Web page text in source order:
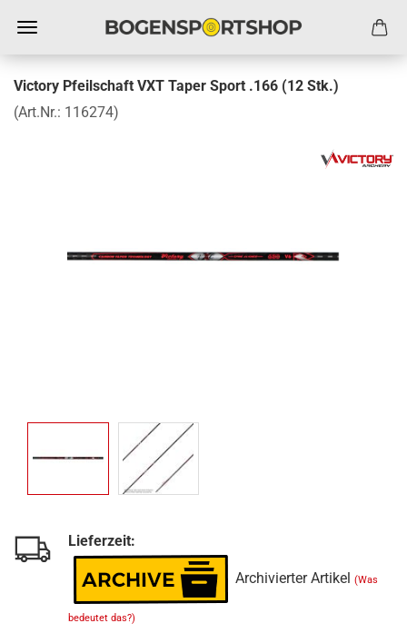
Victory Pfeilschaft VXT Taper Sport .166 (12 Stk.)
(Art.Nr.: 116274)
Lieferzeit:
Archivierter Artikel (Was
bedeutet das?)